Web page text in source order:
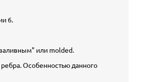
6.
или molded.
Особенностью данного